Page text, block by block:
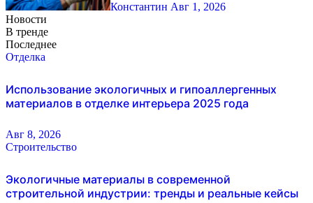
Константин Авг 1, 2026
Новости
В тренде
Последнее
Отделка
Использование экологичных и гипоаллергенных
материалов в отделке интерьера 2025 года
Авг 8, 2026
Строительство
Экологичные материалы в современной
строительной индустрии: тренды и реальные кейсы